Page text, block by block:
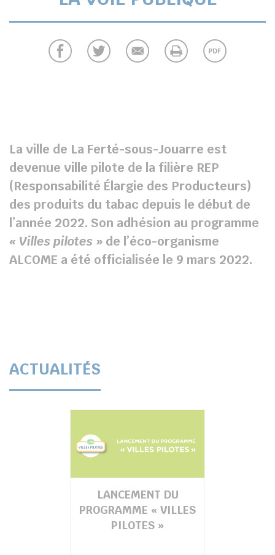
La ville de La Ferté-sous-Jouarre est
devenue ville pilote de la filière REP
(Responsabilité Élargie des Producteurs)
des produits du tabac depuis le début de
l’année 2022. Son adhésion au programme
« Villes pilotes » de l’éco-organisme
ALCOME a été officialisée le 9 mars 2022.
ACTUALITÉS
LANCEMENT DU
PROGRAMME « VILLES
PILOTES »